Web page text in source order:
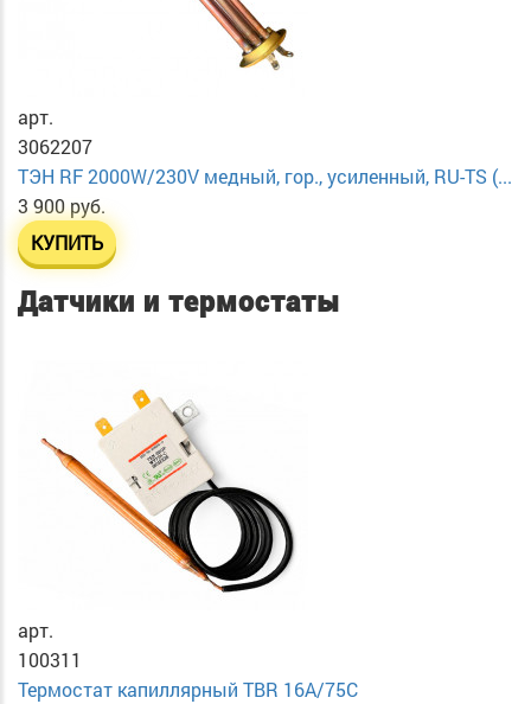
арт.
3062207
ТЭН RF 2000W/230V медный, гор., усиленный, RU-TS (...
3 900 руб.
КУПИТЬ
Датчики и термостаты
арт.
100311
Термостат капиллярный TBR 16A/75C